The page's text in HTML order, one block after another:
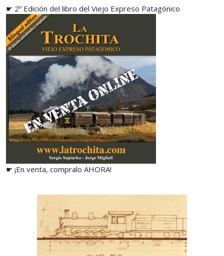
☛ 2º Edición del libro del Viejo Expreso Patagónico
☛ ¡En venta, compralo AHORA!